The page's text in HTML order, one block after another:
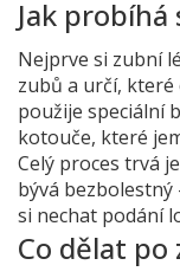
Jak
Nejprve si zubní
zubů a určí,
použije speciální
kotouče, které
Celý proces trvá
bývá
si nechat podání
Co dělat po